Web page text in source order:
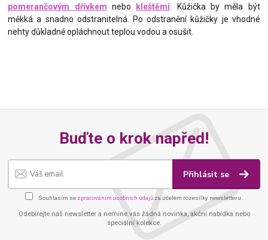
pomerančovým dřívkem nebo kleštěmi . Kůžička by měla být
měkká a snadno odstranitelná. Po odstranění kůžičky je vhodné
nehty důkladně opláchnout teplou vodou a osušit.
Buďte o krok napřed!
Přihlásit se
Souhlasím se zpracováním osobních údajů za účelem rozesílky newsletteru.
Odebírejte náš newsletter a nemine vás žádná novinka, akční nabídka nebo
speciální kolekce.